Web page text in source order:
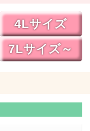
4Lサイズ
7Lサイズ～